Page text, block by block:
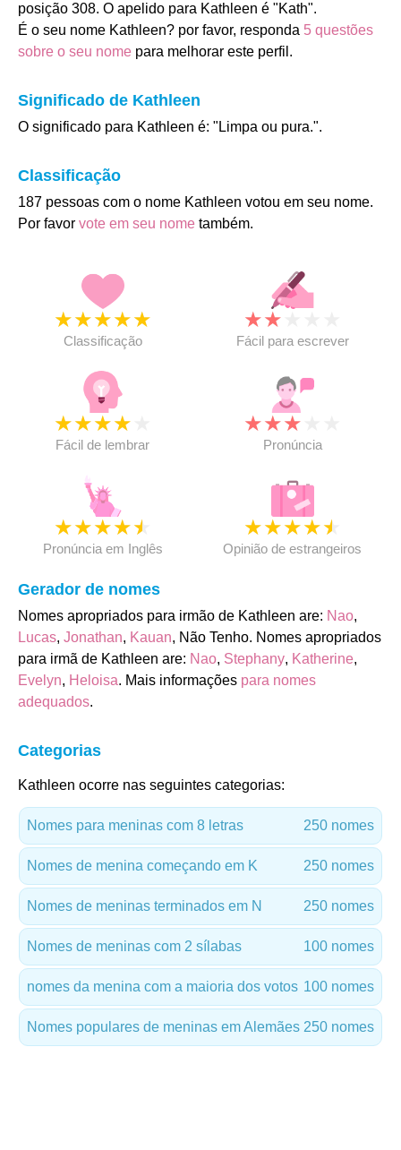
posição 308. O apelido para Kathleen é "Kath".
É o seu nome Kathleen? por favor, responda 5 questões
sobre o seu nome para melhorar este perfil.
Significado de Kathleen
O significado para Kathleen é: "Limpa ou pura.".
Classificação
187 pessoas com o nome Kathleen votou em seu nome.
Por favor vote em seu nome também.
★★★★★
Classificação
★★
Fácil para escrever
★★★★
Fácil de lembrar
★★★
Pronúncia
★★★★★
Pronúncia em Inglês
★★★★★
Opinião de estrangeiros
Gerador de nomes
Nomes apropriados para irmão de Kathleen are: Nao,
Lucas, Jonathan, Kauan, Não Tenho. Nomes apropriados
para irmã de Kathleen are: Nao, Stephany, Katherine,
Evelyn, Heloisa. Mais informações para nomes
adequados.
Categorias
Kathleen ocorre nas seguintes categorias:
Nomes para meninas com 8 letras 250 nomes
Nomes de menina começando em K 250 nomes
Nomes de meninas terminados em N 250 nomes
Nomes de meninas com 2 sílabas 100 nomes
nomes da menina com a maioria dos votos 100 nomes
Nomes populares de meninas em Alemães 250 nomes